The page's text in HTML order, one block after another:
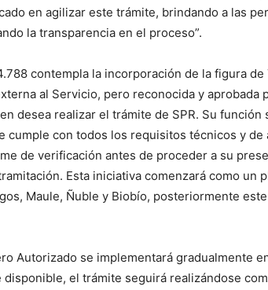
en agilizar este trámite, brindando a las
la transparencia en el proceso”.
contempla la incorporación de la figura
al Servicio, pero reconocida y aprobada
desea realizar el trámite de SPR. Su función
cumple con todos los requisitos técnicos y
de verificación antes de proceder a su
Esta iniciativa comenzará como un
Maule, Ñuble y Biobío, posteriormente
Autorizado se implementará gradualmente
el trámite seguirá realizándose